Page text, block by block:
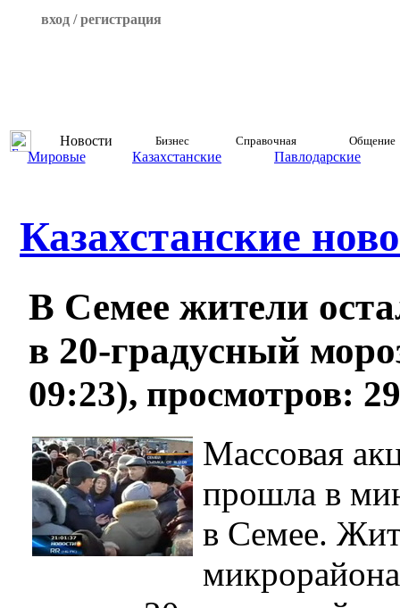
вход / регистрация
Новости Бизнес Справочная Общение
Мировые Казахстанские Павлодарские
Казахстанские
В Семее жители
в 20-градусный
09:23), просмотров:
Массовая
прошла в
в Семее.